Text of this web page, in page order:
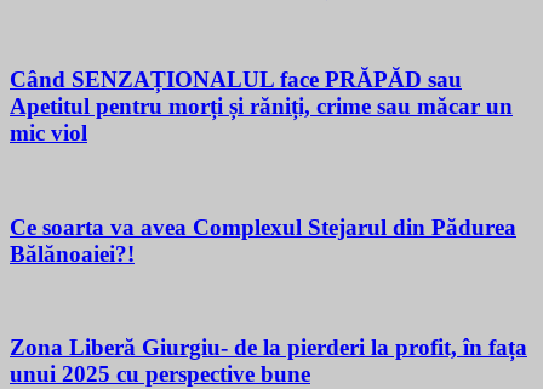
Când SENZAȚIONALUL face PRĂPĂD sau
Apetitul pentru morți și răniți, crime sau măcar un
mic viol
Ce soarta va avea Complexul Stejarul din Pădurea
Bălănoaiei?!
Zona Liberă Giurgiu- de la pierderi la profit, în fața
unui 2025 cu perspective bune